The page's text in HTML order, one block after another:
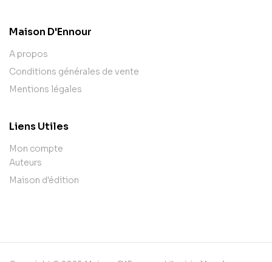
Maison D'Ennour
A propos
Conditions générales de vente
Mentions légales
Liens Utiles
Mon compte
Auteurs
Maison d'édition